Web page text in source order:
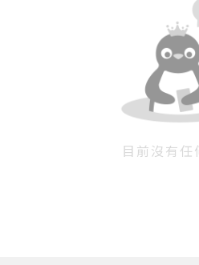
目前沒有任